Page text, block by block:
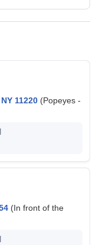
11220(Popeyes -
(In front of the